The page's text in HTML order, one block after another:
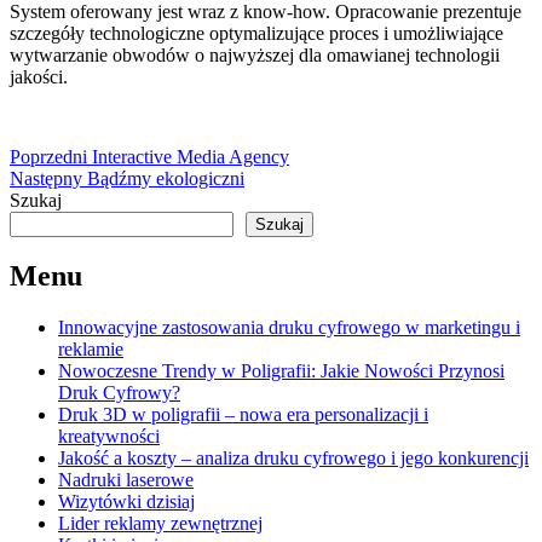
System oferowany jest wraz z know-how. Opracowanie prezentuje
szczegóły technologiczne optymalizujące proces i umożliwiające
wytwarzanie obwodów o najwyższej dla omawianej technologii
jakości.
Nawigacja
wpisu
Poprzedni Poprzedni
wpis:
Interactive Media Agency
Następny Następny
Bądźmy ekologiczni
Szukaj
Szukaj
Menu
Innowacyjne zastosowania druku cyfrowego w marketingu i
reklamie
Nowoczesne Trendy w Poligrafii: Jakie Nowości Przynosi
Druk Cyfrowy?
Druk 3D w poligrafii – nowa era personalizacji i
kreatywności
Jakość a koszty – analiza druku cyfrowego i jego konkurencji
Nadruki laserowe
Wizytówki dzisiaj
Lider reklamy zewnętrznej